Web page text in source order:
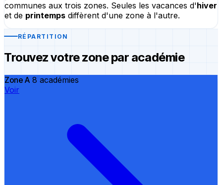
communes aux trois zones. Seules les vacances d'hiver
et de printemps diffèrent d'une zone à l'autre.
RÉPARTITION
Trouvez votre zone par académie
Zone A 8 académies
Voir